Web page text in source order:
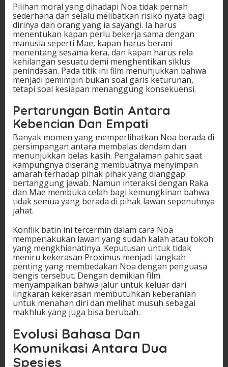
Pilihan moral yang dihadapi Noa tidak pernah
sederhana dan selalu melibatkan risiko nyata bagi
dirinya dan orang yang ia sayangi. Ia harus
menentukan kapan perlu bekerja sama dengan
manusia seperti Mae, kapan harus berani
menentang sesama kera, dan kapan harus rela
kehilangan sesuatu demi menghentikan siklus
penindasan. Pada titik ini film menunjukkan bahwa
menjadi pemimpin bukan soal garis keturunan,
tetapi soal kesiapan menanggung konsekuensi.
Pertarungan Batin Antara
Kebencian Dan Empati
Banyak momen yang memperlihatkan Noa berada di
persimpangan antara membalas dendam dan
menunjukkan belas kasih. Pengalaman pahit saat
kampungnya diserang membuatnya menyimpan
amarah terhadap pihak pihak yang dianggap
bertanggung jawab. Namun interaksi dengan Raka
dan Mae membuka celah bagi kemungkinan bahwa
tidak semua yang berada di pihak lawan sepenuhnya
jahat.
Konflik batin ini tercermin dalam cara Noa
memperlakukan lawan yang sudah kalah atau tokoh
yang mengkhianatinya. Keputusan untuk tidak
meniru kekerasan Proximus menjadi langkah
penting yang membedakan Noa dengan penguasa
bengis tersebut. Dengan demikian film
menyampaikan bahwa jalur untuk keluar dari
lingkaran kekerasan membutuhkan keberanian
untuk menahan diri dan melihat musuh sebagai
makhluk yang juga bisa berubah.
Evolusi Bahasa Dan
Komunikasi Antara Dua
Spesies